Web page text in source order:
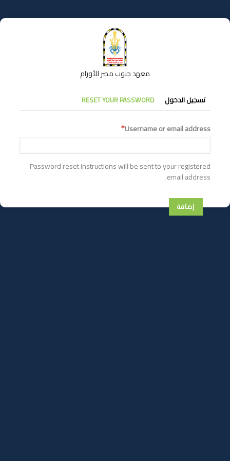
إلى
المحتوى
معهد جنوب مصر للأورام
التبويبات
الأساسية
تسجيل الدخول RESET YOUR PASSWORD
Username or email address
Password reset instructions will be sent to your registered
email address.